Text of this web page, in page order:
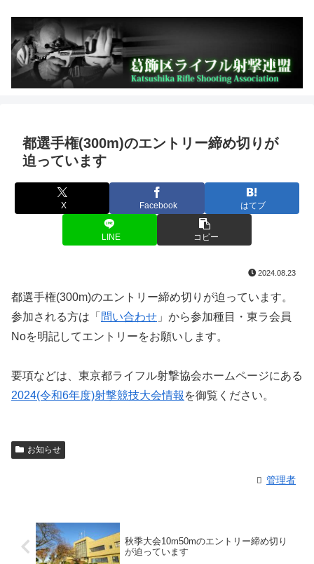
都選手権(300m)のエントリー締め切りが
迫っています
X Facebook はてブ
LINE コピー
2024.08.23
都選手権(300m)のエントリー締め切りが迫っています。
参加される方は「 問い合わせ 」から参加種目・東ラ会員
Noを明記してエントリーをお願いします。
要項などは、東京都ライフル射撃協会ホームページにある
2024(令和6年度)射撃競技大会情報 を御覧ください。
お知らせ
管理者
秋季大会10m50mのエントリー締め切り
が迫っています